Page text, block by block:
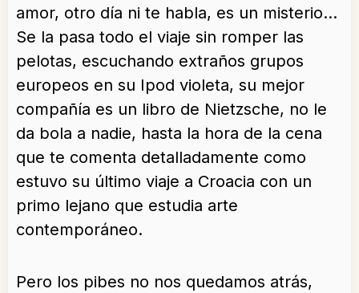
amor, otro día ni te habla, es un misterio…
Se la pasa todo el viaje sin romper las
pelotas, escuchando extraños grupos
europeos en su Ipod violeta, su mejor
compañía es un libro de Nietzsche, no le
da bola a nadie, hasta la hora de la cena
que te comenta detalladamente como
estuvo su último viaje a Croacia con un
primo lejano que estudia arte
contemporáneo.
Pero los pibes no nos quedamos atrás,